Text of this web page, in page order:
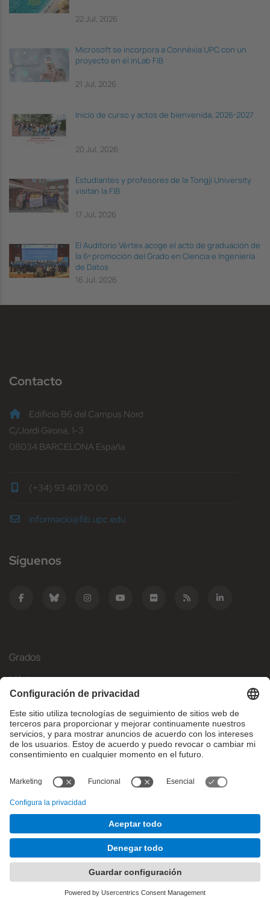
22 Jul, 2026
Microsoft se incorpora a Connèxia UPC con un
proyecto en el inLab FIB
21 Jul, 2026
Inicio de curso y actos de bienvenida, 2026-2027
20 Jul, 2026
Estudiantes y profesores de la Tongji University
visitan la FIB
17 Jul, 2026
El Auditorio Vèrtex acoge el acto de graduación de
la 6ª promoción del Grado en Ciencia e Ingeniería
de Datos
16 Jul, 2026
Contacto
Edificio B6 del Campus Nord
C/Jordi Girona, 1-3
08034 BARCELONA España
(+34) 93 401 70 00
informacio@fib.upc.edu
Síguenos
Grados
Másteres
Movilidad Internacional
Investigación
Empresa
¿Qué necesitas?
© Facultat d'Informàtica de Barcelona - Universitat Politècnica
de Catalunya - BarcelonaTech
Aviso legal Configuración de privadesa